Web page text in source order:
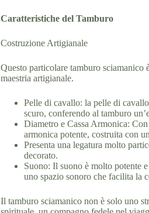
Caratteristiche del Tamburo
Costruzione Artigianale
Questo particolare tamburo sciamanico
maestria artigianale.
Pelle di cavallo: la pelle di
scuro, conferendo al tamburo
Diametro e Cassa Armonica:
armonica potente, costruita con
Presenta una legatura molto
decorato.
Suono: Il suono è molto potente
uno spazio sonoro che facilita la
Il tamburo sciamanico non è solo uno